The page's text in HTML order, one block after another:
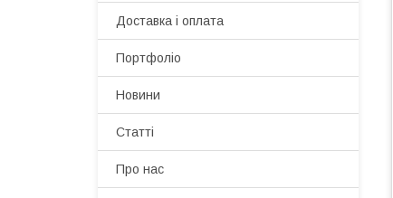
Доставка і оплата
Портфоліо
Новини
Статті
Про нас